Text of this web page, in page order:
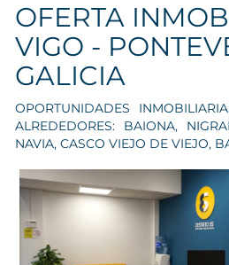
OFERTA
VIGO -
GALICIA
OPORTUNIDADES
ALREDEDORES: BAIONA,
NAVIA, CASCO VIEJO DE VIEJO,